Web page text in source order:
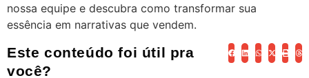
nossa equipe e descubra como transformar sua
essência em narrativas que vendem.
Este conteúdo foi útil pra
você?